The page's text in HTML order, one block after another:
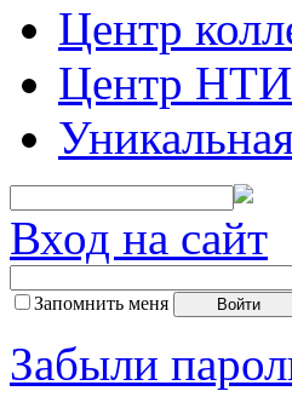
Центр
Центр НТИ
Вход на сайт
Запомнить меня
Забыли